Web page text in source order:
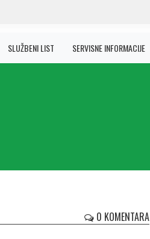
SLUŽBENI LIST SERVISNE INFORMACIJE
0 KOMENTARA